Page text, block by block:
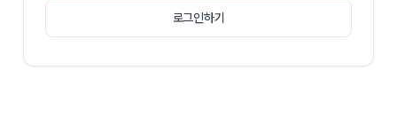
로그인하기